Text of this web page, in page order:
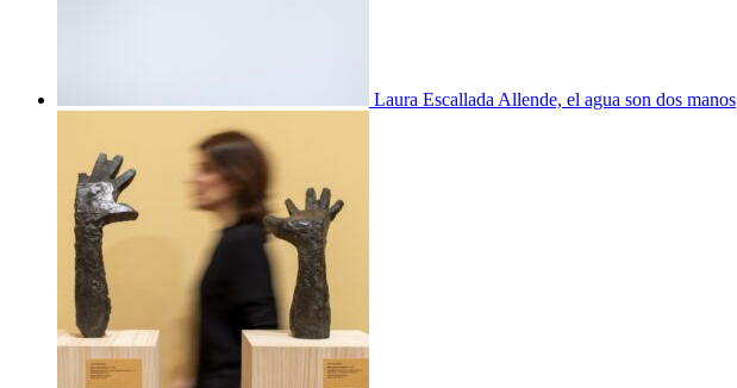
Laura Escallada Allende, el agua son dos manos